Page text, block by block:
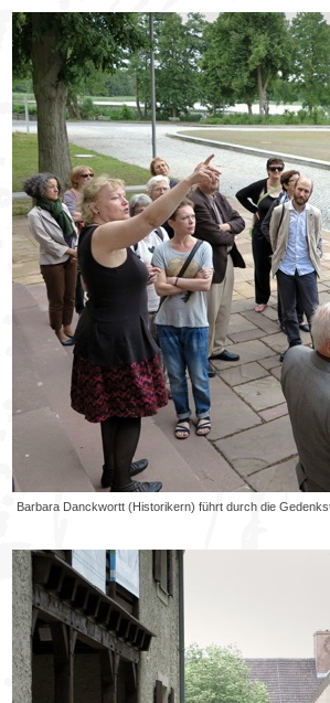
Barbara Danckwortt (Historikern) führt durch die